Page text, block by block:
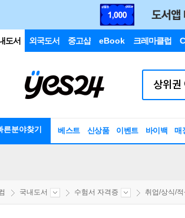
도서 외국도서 중고샵 eBook 크레마클럽
른분야찾기 베스트 신상품 이벤트 바이백 매
국내도서 수험서 자격증 취업/상식/적